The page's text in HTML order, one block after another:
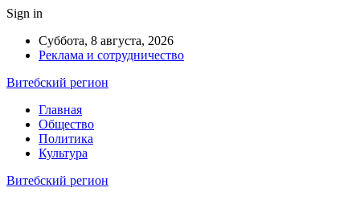
Sign in
Суббота, 8 августа, 2026
Реклама и сотрудничество
Витебский регион
Главная
Общество
Политика
Культура
Витебский регион